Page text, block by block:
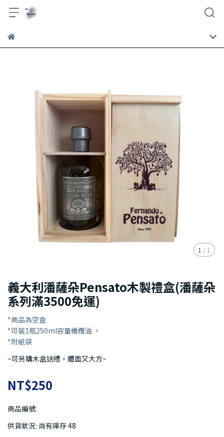
1 / 1
義大利潘薩朵Pensato木製禮盒(潘薩朵
系列滿3500免運)
*商品為空盒
*可裝1瓶250ml容量橄欖油 。
*附紙袋
~可另購木盒送禮，體面又大方~
NT$250
商品編號:
供貨狀況: 尚有庫存 48